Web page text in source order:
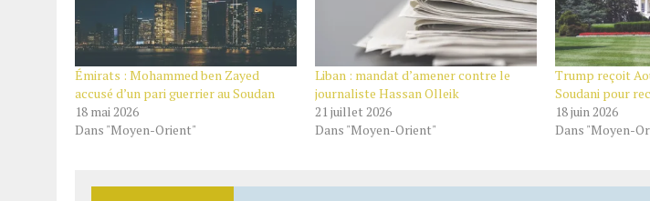
Émirats : Mohammed ben Zayed
accusé d’un pari guerrier au Soudan
18 mai 2026
Dans "Moyen-Orient"
Liban : mandat d’amener contre le
journaliste Hassan Olleik
21 juillet 2026
Dans "Moyen-Orient"
Trump reçoit
Soudani pour
18 juin 2026
Dans "Moyen-